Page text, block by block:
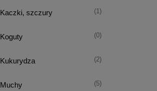
Kaczki, szczury (1)
Koguty (0)
Kukurydza (2)
Muchy (5)